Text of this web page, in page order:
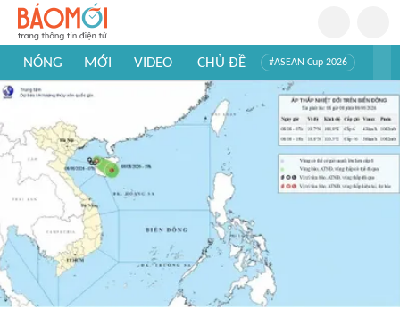
NÓNG MỚI VIDEO CHỦ ĐỀ #ASEAN Cup 2026
#Trí tuệ nhân tạo
#Khám phá Việt Nam